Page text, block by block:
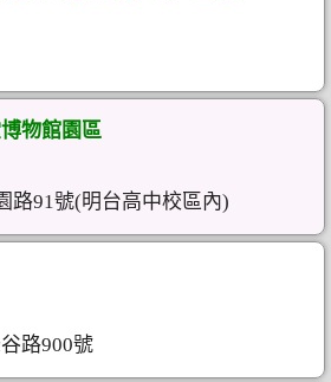
物館園區
路91號(明台高中校區內)
路900號